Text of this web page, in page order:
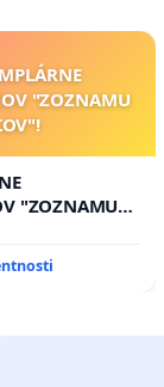
"ZOZNAMU
"ZOZNAMU